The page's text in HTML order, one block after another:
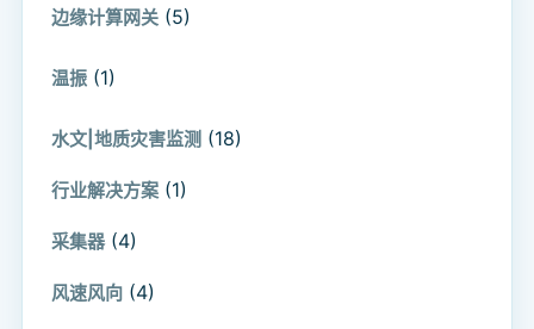
边缘计算网关 (5)
温振 (1)
水文|地质灾害监测 (18)
行业解决方案 (1)
采集器 (4)
风速风向 (4)